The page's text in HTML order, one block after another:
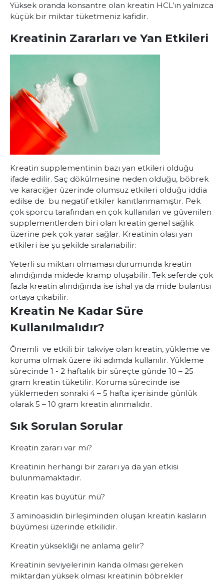
Yüksek oranda konsantre olan kreatin HCL’ın yalnızca
küçük bir miktar tüketmeniz kafidir.
Kreatinin Zararları ve Yan Etkileri
Kreatin supplementinin bazı yan etkileri olduğu
ifade edilir. Saç dökülmesine neden olduğu, böbrek
ve karaciğer üzerinde olumsuz etkileri olduğu iddia
edilse de bu negatif etkiler kanıtlanmamıştır. Pek
çok sporcu tarafından en çok kullanılan ve güvenilen
supplementlerden biri olan kreatin genel sağlık
üzerine pek çok yarar sağlar. Kreatinin olası yan
etkileri ise şu şekilde sıralanabilir:
Yeterli su miktarı olmaması durumunda kreatin
alındığında midede kramp oluşabilir. Tek seferde çok
fazla kreatin alındığında ise ishal ya da mide bulantısı
ortaya çıkabilir.
Kreatin Ne Kadar Süre
Kullanılmalıdır?
Önemli ve etkili bir takviye olan kreatin, yükleme ve
koruma olmak üzere iki adımda kullanılır. Yükleme
sürecinde 1 - 2 haftalık bir süreçte günde 10 – 25
gram kreatin tüketilir. Koruma sürecinde ise
yüklemeden sonraki 4 – 5 hafta içerisinde günlük
olarak 5 – 10 gram kreatin alınmalıdır.
Sık Sorulan Sorular
Kreatin zararı var mı?
Kreatinin herhangi bir zararı ya da yan etkisi
bulunmamaktadır.
Kreatin kas büyütür mü?
3 aminoasidin birleşiminden oluşan kreatin kasların
büyümesi üzerinde etkilidir.
Kreatin yüksekliği ne anlama gelir?
Kreatinin seviyelerinin kanda olması gereken
miktardan yüksek olması kreatinin böbrekler